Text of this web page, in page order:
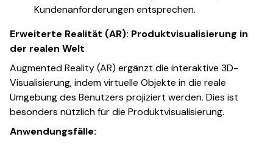
Kundenanforderungen entsprechen.
Erweiterte Realität (AR): Produktvisualisierung in
der realen Welt
Augmented Reality (AR) ergänzt die interaktive 3D-
Visualisierung, indem virtuelle Objekte in die reale
Umgebung des Benutzers projiziert werden. Dies ist
besonders nützlich für die Produktvisualisierung.
Anwendungsfälle: